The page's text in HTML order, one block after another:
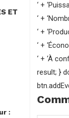
ET
:
‘ +
‘ +
‘ +
‘ +
‘ + ‘À
result; }